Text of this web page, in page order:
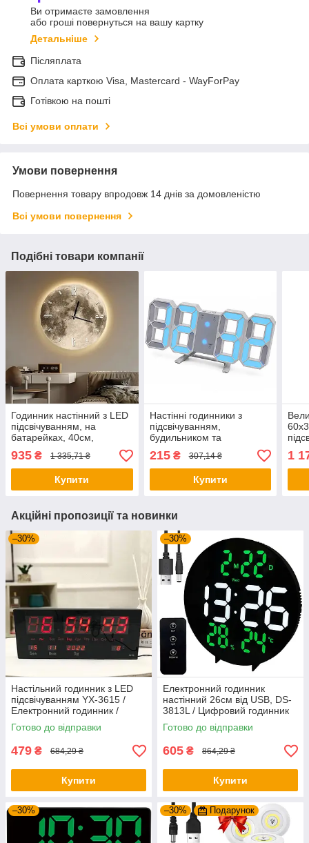
Ви отримаєте замовлення
або гроші повернуться на вашу картку
Детальніше
Післяплата
Оплата карткою Visa, Mastercard - WayForPay
Готівкою на пошті
Всі умови оплати
Умови повернення
Повернення товару впродовж 14 днів за домовленістю
Всі умови повернення
Подібні товари компанії
Годинник настінний з LED
підсвічуванням, на
батарейках, 40см,
«Місяць» / Круглий
настінний годинник /
Годинник на стіну
935 ₴ 1 335,71 ₴
Купити
Настінні годинники з
підсвічуванням,
будильником та
термометром, LY-1089,
Сині цифри / Електронні
настільні LED-годинники
215₴ 307,14 ₴
Купити
1
Акційні пропозиції та новинки
–30%
Настільний годинник з LED
підсвічуванням YX-3615 /
Електронний годинник /
Годинник з термометром і
будильником
Готово до відправки
479 ₴ 684,29 ₴
Купити
–30%
Електронний годинник
настінний 26см від USB, DS-
3813L / Цифровий годинник
на стіну / Настільний LED
годинник
Готово до відправки
605 ₴ 864,29 ₴
Купити
–30% –30% Подарунок